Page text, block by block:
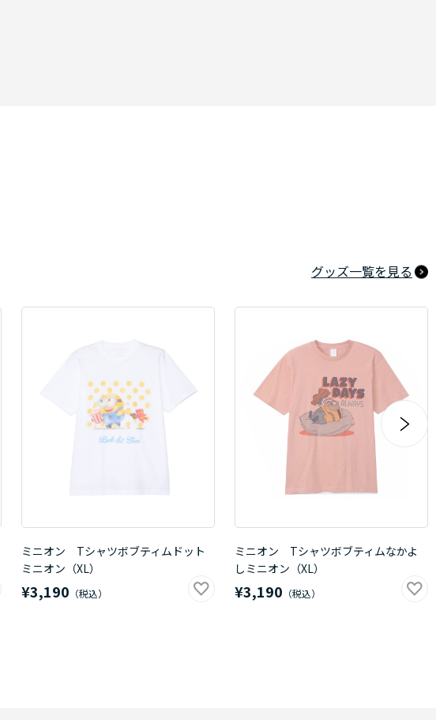
グッズ一覧を見る
ミニオン Tシャツボブティムドット
ミニオン（XL）
¥3,190
ミニオン Tシャツボブティムなかよ
しミニオン（XL）
¥3,190